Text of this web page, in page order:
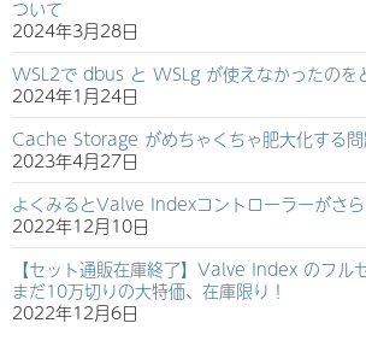
ついて
2024年3月28日
WSL2で dbus と WSLg が使えなかったのを
2024年1月24日
Cache Storage がめちゃくちゃ肥大化する問
2023年4月27日
よくみるとValve Indexコントローラーがさ
2022年12月10日
【セット通販在庫終了】Valve Index のフル
まだ10万切りの大特価、在庫限り！
2022年12月6日